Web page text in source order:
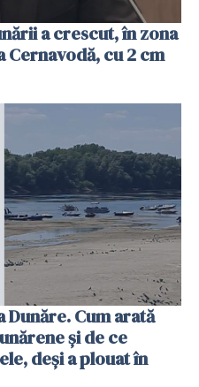
a crescut, în zona
cu 2 cm
Cum arată
și de ce
deși a plouat în